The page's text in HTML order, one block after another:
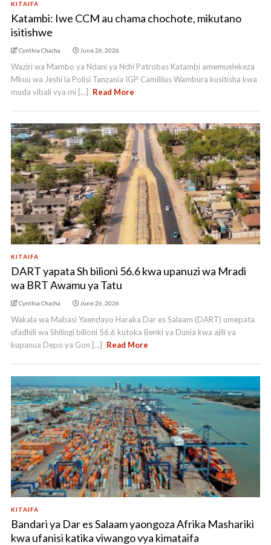
KITAIFA
Katambi: Iwe CCM au chama chochote, mikutano
isitishwe
Cynthia Chacha June 26, 2026
Waziri wa Mambo ya Ndani ya Nchi Patrobas Katambi amemuelekeza
Mkuu wa Jeshi la Polisi Tanzania IGP Camillius Wambura kusitisha kwa
muda vibali vya mi [...]
Read More
KITAIFA
DART yapata Sh bilioni 56.6 kwa upanuzi wa Mradi
wa BRT Awamu ya Tatu
Cynthia Chacha June 26, 2026
Wakala wa Mabasi Yaendayo Haraka Dar es Salaam (DART) umepata
ufadhili wa Shilingi bilioni 56.6 kutoka Benki ya Dunia kwa ajili ya
kupanua Depo ya Gon [...]
Read More
KITAIFA
Bandari ya Dar es Salaam yaongoza Afrika Mashariki
kwa ufanisi katika viwango vya kimataifa